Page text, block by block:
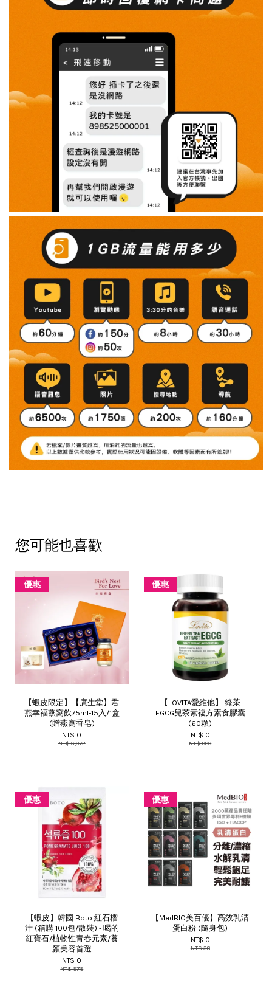
您可能也喜歡
優惠
【蝦皮限定】【廣生堂】君
燕幸福燕窩飲75ml-15入/1盒
(贈燕窩香皂)
NT$ 0
NT$ 6,072
優惠
【LOVITA愛維他】 綠茶
EGCG兒茶素複方素食膠囊
(60顆)
NT$ 0
NT$ 980
優惠
【蝦皮】韓國 Boto 紅石榴
汁 (箱購 100包/散裝) - 喝的
紅寶石/植物性青春元素/養
顏美容首選
NT$ 0
NT$ 979
優惠
【MedBIO美百優】高效乳清
蛋白粉 (隨身包)
NT$ 0
NT$ 38